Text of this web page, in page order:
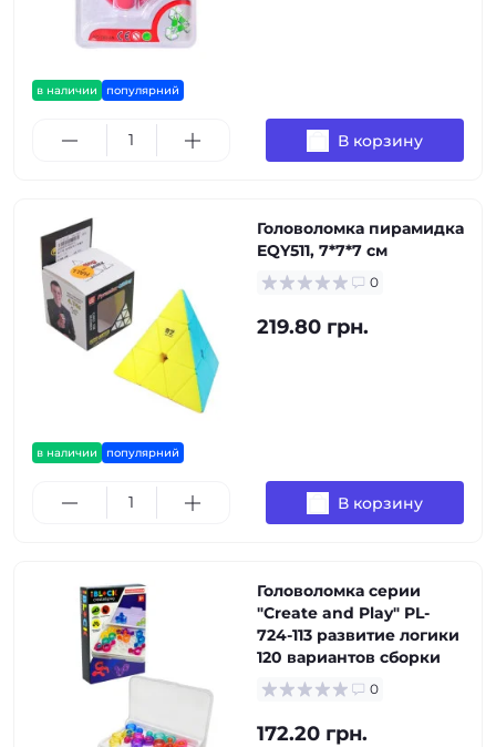
в наличии популярний
В корзину
в наличии популярний
Головоломка пирамидка
EQY511, 7*7*7 см
0
219.80 грн.
В корзину
Головоломка серии
"Create and Play" PL-
724-113 развитие логики
120 вариантов сборки
0
172.20 грн.